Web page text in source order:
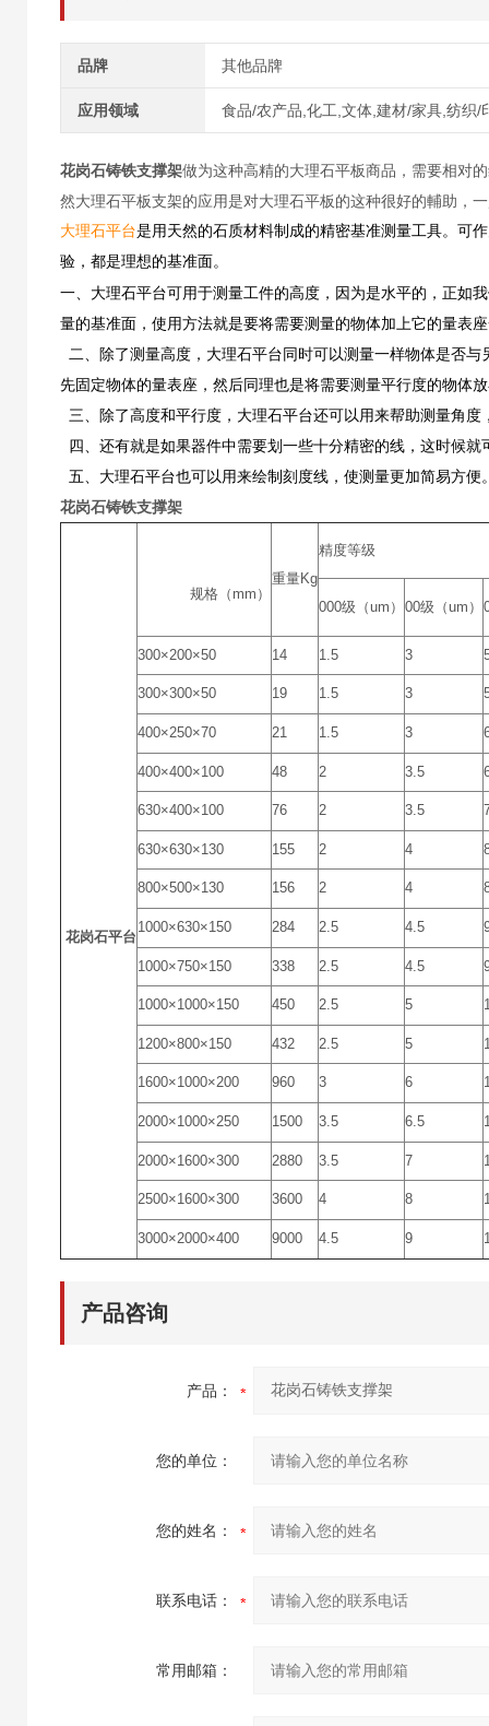
品牌 其他品牌
应用领域 食品/农产品,化工,文体,建材/家具,纺织/
花岗石铸铁支撑架做为这种高精的大理石平板商品，需要相对
然大理石平板支架的应用是对大理石平板的这种很好的輔助，
大理石平台是用天然的石质材料制成的精密基准测量工具。可
验，都是理想的基准面。
一、大理石平台可用于测量工件的高度，因为是水平的，正如
量的基准面，使用方法就是要将需要测量的物体加上它的量表
二、除了测量高度，大理石平台同时可以测量一样物体是否
先固定物体的量表座，然后同理也是将需要测量平行度的物体
三、除了高度和平行度，大理石平台还可以用来帮助测量角
四、还有就是如果器件中需要划一些十分精密的线，这时候就
五、大理石平台也可以用来绘制刻度线，使测量更加简易方便
花岗石铸铁支撑架
花岗石平台
规格（mm）
重量Kg
精度等级
000级（um） 00级（um）
300×200×50 14 1.5 3
300×300×50 19 1.5 3
400×250×70 21 1.5 3
400×400×100 48 2 3.5
630×400×100 76 2 3.5
630×630×130 155 2 4
800×500×130 156 2 4
1000×630×150 284 2.5 4.5
1000×750×150 338 2.5 4.5
1000×1000×150 450 2.5 5
1200×800×150 432 2.5 5
1600×1000×200 960 3 6
2000×1000×250 1500 3.5 6.5
2000×1600×300 2880 3.5 7
2500×1600×300 3600 4 8
3000×2000×400 9000 4.5 9
产品咨询
产品：
您的单位：
您的姓名：
联系电话：
常用邮箱：